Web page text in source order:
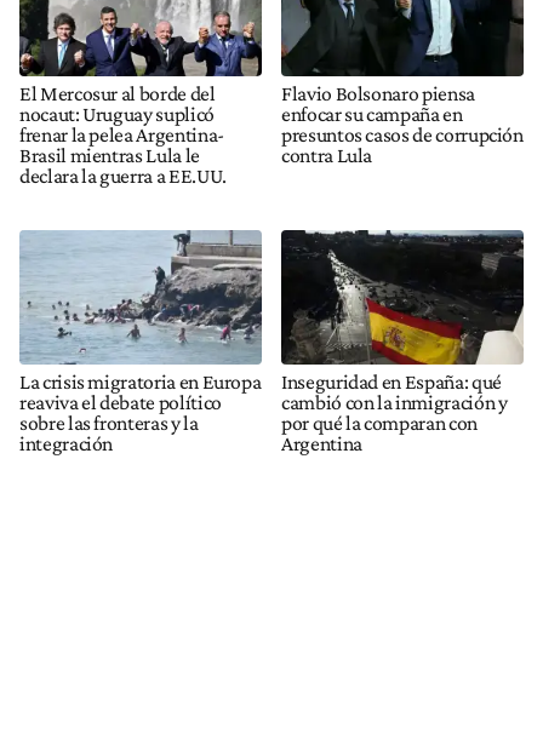
El Mercosur al borde del
nocaut: Uruguay suplicó
frenar la pelea Argentina-
Brasil mientras Lula le
declara la guerra a EE.UU.
Flavio Bolsonaro piensa
enfocar su campaña en
presuntos casos de corrupción
contra Lula
La crisis migratoria en Europa
reaviva el debate político
sobre las fronteras y la
integración
Inseguridad en España: qué
cambió con la inmigración y
por qué la comparan con
Argentina